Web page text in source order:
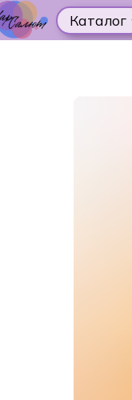
Каталог